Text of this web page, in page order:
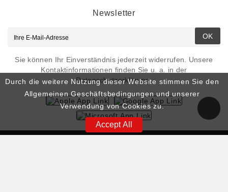
Durch die weitere Nutzung dieser Website stimmen Sie den
Allgemeinen Geschäftsbedingungen und unserer
Verwendung von Cookies zu.
Accept All
Newsletter
OK
Sie können Ihr Einverständnis jederzeit widerrufen. Unsere
Kontaktinformationen finden Sie u. a. in der
Datenschutzerklärung.